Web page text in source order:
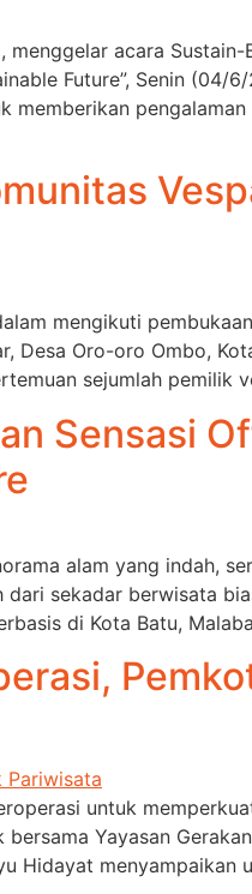
menggelar acara
Future”, Senin (04/
memberikan
mengikuti
Desa Oro-oro Ombo,
sejumlah pemilik
Sensasi
alam yang indah,
sekadar berwisata
di Kota Batu,
untuk
Yayasan
Hidayat menyampaikan